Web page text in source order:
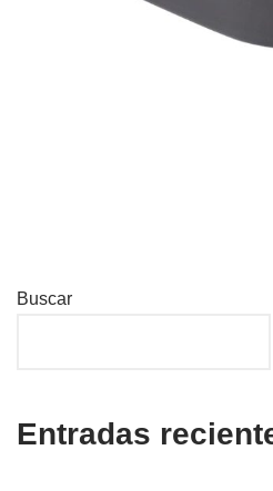
Buscar
Entradas